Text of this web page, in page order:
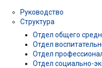
Руководство
Структура
Отдел общего
Отдел
Отдел
Отдел социально-